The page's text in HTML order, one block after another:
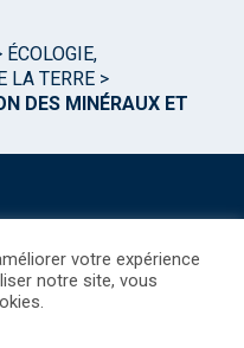
ÉCOLOGIE,
LA TERRE >
DES MINÉRAUX ET
votre expérience
notre site, vous